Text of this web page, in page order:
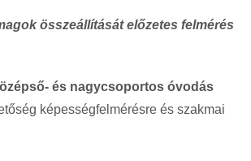
összeállítását előzetes felmérés
és nagycsoportos óvodás
képességfelmérésre és szakmai